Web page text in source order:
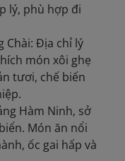
lý, phù hợp đi
Chài: Địa chỉ lý
món xôi ghẹ
tươi, chế biến
Hàm Ninh, sở
Món ăn nổi
ốc gai hấp và